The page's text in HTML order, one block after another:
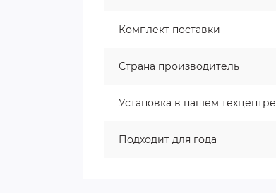
Комплект поставки
Страна производитель
Установка в нашем техцентре
Подходит для года